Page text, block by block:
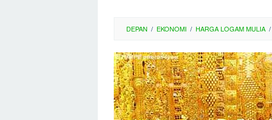
DEPAN / EKONOMI / HARGA LOGAM MULIA /